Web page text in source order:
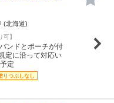
(北海道)
】
ンドとポーチが付
定に沿って対応い
定
りつぶしなし